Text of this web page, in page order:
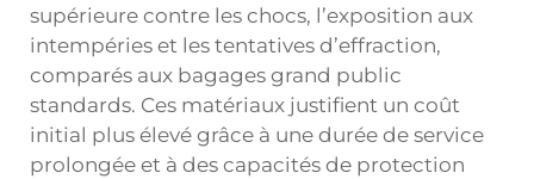
supérieure contre les chocs, l’exposition aux
intempéries et les tentatives d’effraction,
comparés aux bagages grand public
standards. Ces matériaux justifient un coût
initial plus élevé grâce à une durée de service
prolongée et à des capacités de protection